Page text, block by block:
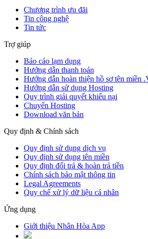
Chương trình ưu đãi
Tin công nghệ
Tin tức
Trợ giúp
Báo cáo lạm dụng
Hướng dẫn thanh toán
Hướng dẫn hoàn thiện hồ sơ tên miền
Hướng dẫn sử dụng Hosting
Quy trình giải quyết khiếu nại
Chuyển Hosting
Download văn bản
Quy định & Chính sách
Quy định sử dụng dịch vụ
Quy định sử dụng tên miền
Quy định đổi trả & hoàn trả tiền
Chính sách bảo mật thông tin
Legal Agreements
Quy chế xử lý dữ liệu cá nhân
Ứng dụng
Giới thiệu Nhân Hòa App